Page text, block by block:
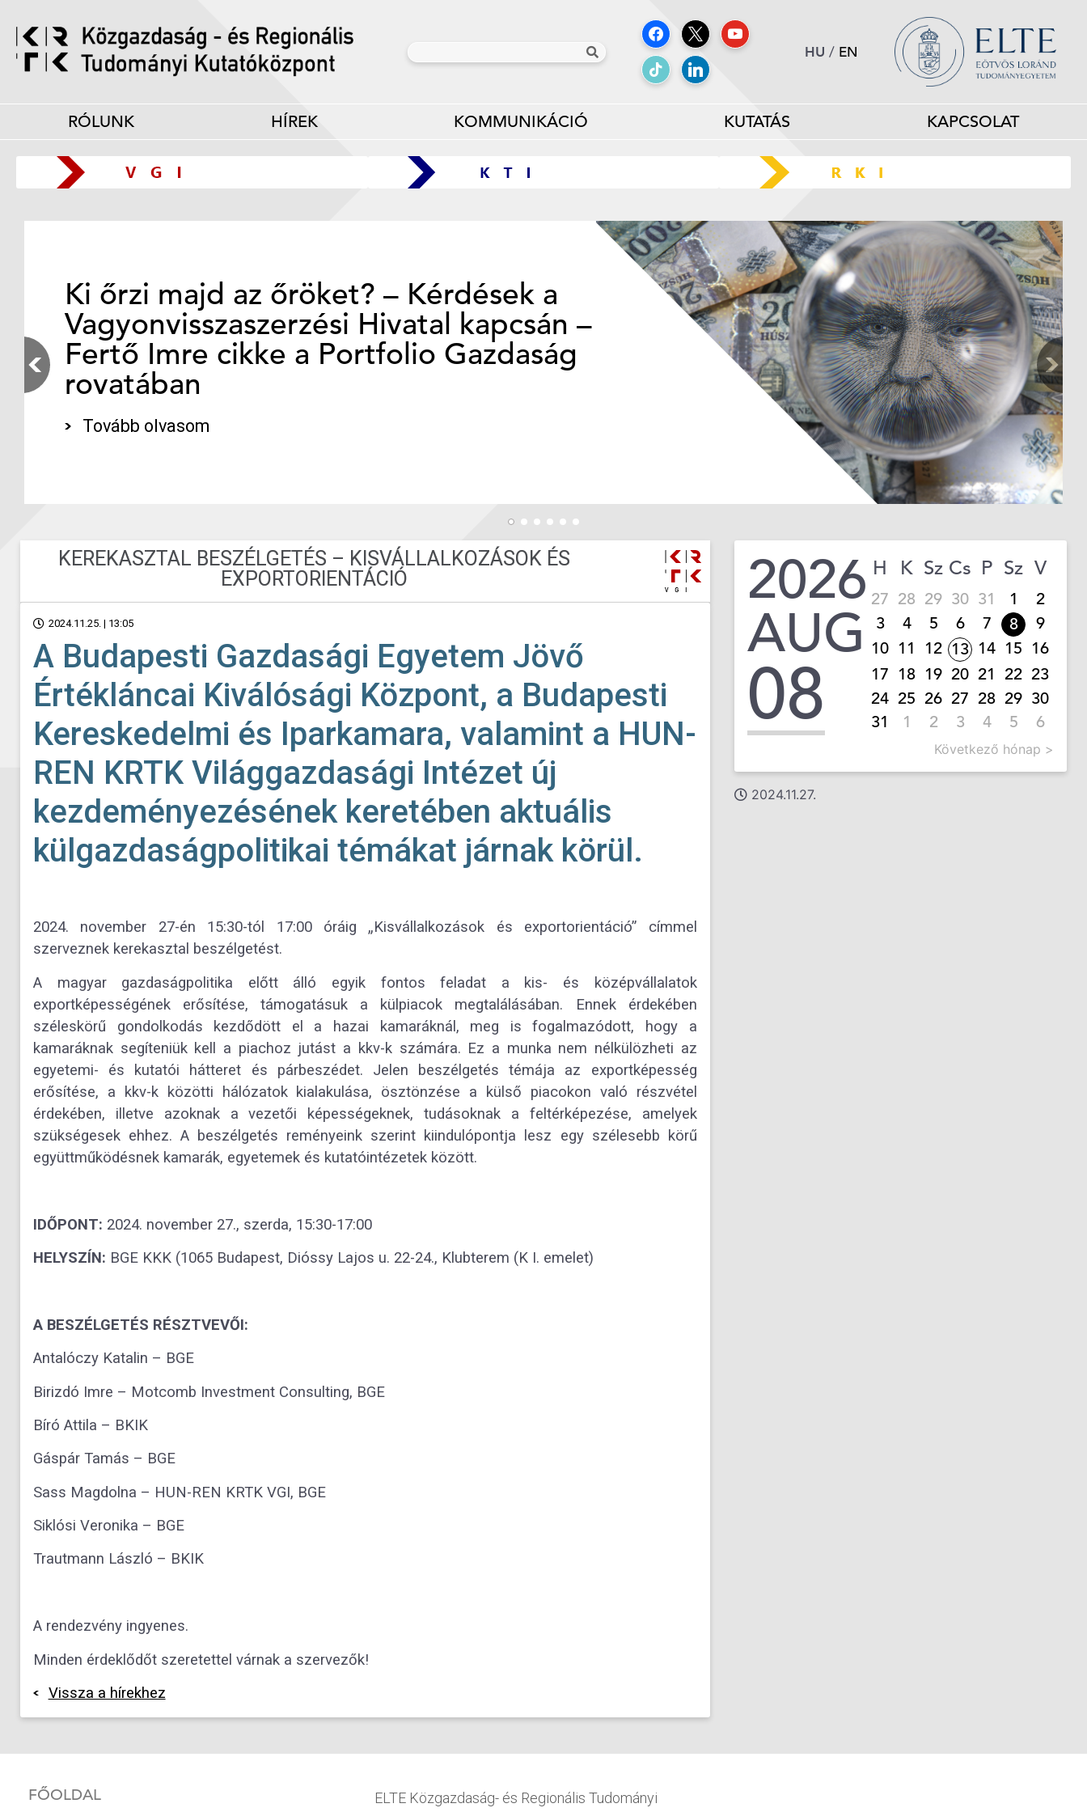
HU / EN
RÓLUNK HÍREK KOMMUNIKÁCIÓ KUTATÁS KAPCSOLAT
Ki őrzi majd az őröket? – Kérdések a
Vagyonvisszaszerzési Hivatal kapcsán –
Fertő Imre cikke a Portfolio Gazdaság
rovatában
Tovább olvasom
KEREKASZTAL BESZÉLGETÉS – KISVÁLLALKOZÁSOK ÉS
EXPORTORIENTÁCIÓ
2024.11.25. | 13:05
A Budapesti Gazdasági Egyetem Jövő
Értékláncai Kiválósági Központ, a Budapesti
Kereskedelmi és Iparkamara, valamint a HUN-
REN KRTK Világgazdasági Intézet új
kezdeményezésének keretében aktuális
külgazdaságpolitikai témákat járnak körül.
2024. november 27-én 15:30-tól 17:00 óráig „Kisvállalkozások és exportorientáció” címmel
szerveznek kerekasztal beszélgetést.
A magyar gazdaságpolitika előtt álló egyik fontos feladat a kis- és középvállalatok
exportképességének erősítése, támogatásuk a külpiacok megtalálásában. Ennek érdekében
széleskörű gondolkodás kezdődött el a hazai kamaráknál, meg is fogalmazódott, hogy a
kamaráknak segíteniük kell a piachoz jutást a kkv-k számára. Ez a munka nem nélkülözheti az
egyetemi- és kutatói hátteret és párbeszédet. Jelen beszélgetés témája az exportképesség
erősítése, a kkv-k közötti hálózatok kialakulása, ösztönzése a külső piacokon való részvétel
érdekében, illetve azoknak a vezetői képességeknek, tudásoknak a feltérképezése, amelyek
szükségesek ehhez. A beszélgetés reményeink szerint kiindulópontja lesz egy szélesebb körű
együttműködésnek kamarák, egyetemek és kutatóintézetek között.
IDŐPONT: 2024. november 27., szerda, 15:30-17:00
HELYSZÍN: BGE KKK (1065 Budapest, Dióssy Lajos u. 22-24., Klubterem (K I. emelet)
A BESZÉLGETÉS RÉSZTVEVŐI:
Antalóczy Katalin – BGE
Birizdó Imre – Motcomb Investment Consulting, BGE
Bíró Attila – BKIK
Gáspár Tamás – BGE
Sass Magdolna – HUN-REN KRTK VGI, BGE
Siklósi Veronika – BGE
Trautmann László – BKIK
A rendezvény ingyenes.
Minden érdeklődőt szeretettel várnak a szervezők!
Vissza a hírekhez
2026
AUG
08
H K Sz Cs P Sz V
27 28 29 30 31 1
2
3
4 5 6 7 8
9
10 11 12 13 14 15 16
17 18 19 20 21 22 23
24 25 26 27 28 29 30
31
1 2 3 4 5 6
Következő hónap >
2024.11.27.
FŐOLDAL
ELTE Közgazdaság- és Regionális Tudományi